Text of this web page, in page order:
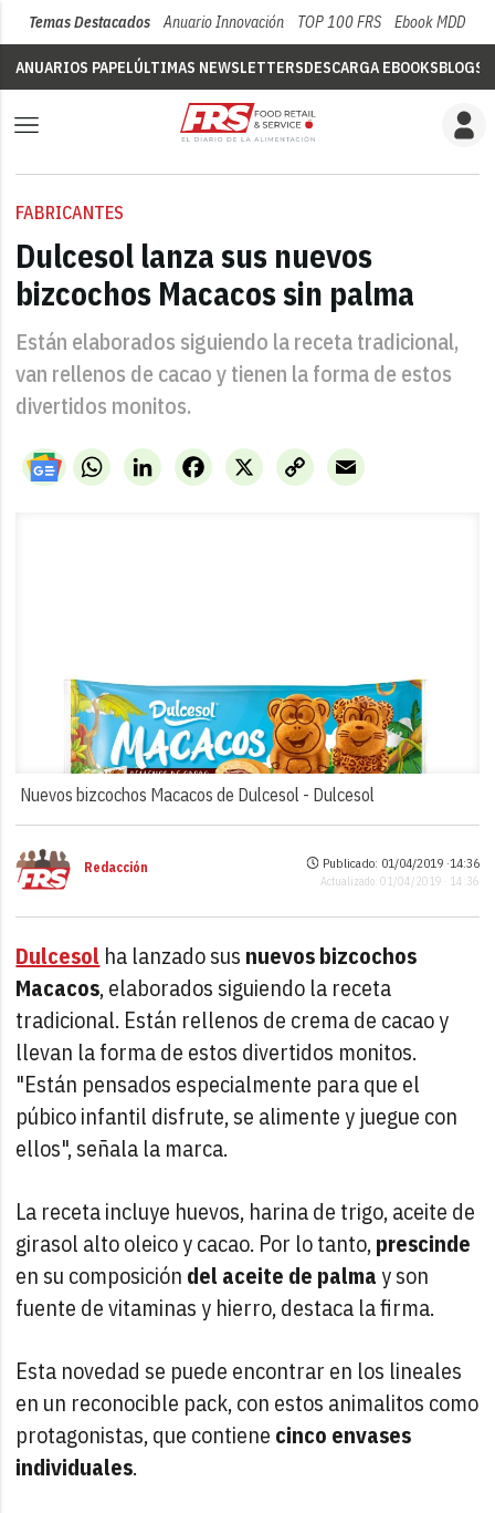
Temas Destacados Anuario Innovación TOP 100 FRS Ebook MDD
ANUARIOS PAPELÚLTIMAS NEWSLETTERSDESCARGA EBOOKSBLOGS
FABRICANTES
Dulcesol lanza sus nuevos
bizcochos Macacos sin palma
Están elaborados siguiendo la receta tradicional,
van rellenos de cacao y tienen la forma de estos
divertidos monitos.
WhatsAppLinkedIn X
Facebook
Copy
Link
Email
Nuevos bizcochos Macacos de Dulcesol - Dulcesol
Redacción Publicado: 01/04/2019 ·14:36
Actualizado: 01/04/2019 · 14:36
Dulcesol ha lanzado sus nuevos bizcochos
Macacos, elaborados siguiendo la receta
tradicional. Están rellenos de crema de cacao y
llevan la forma de estos divertidos monitos.
"Están pensados especialmente para que el
púbico infantil disfrute, se alimente y juegue con
ellos", señala la marca.
La receta incluye huevos, harina de trigo, aceite de
girasol alto oleico y cacao. Por lo tanto,prescinde
en su composición del aceite de palmay son
fuente de vitaminas y hierro, destaca la firma.
Esta novedad se puede encontrar en los lineales
en un reconocible pack, con estos animalitos como
protagonistas, que contiene cinco envases
individuales.